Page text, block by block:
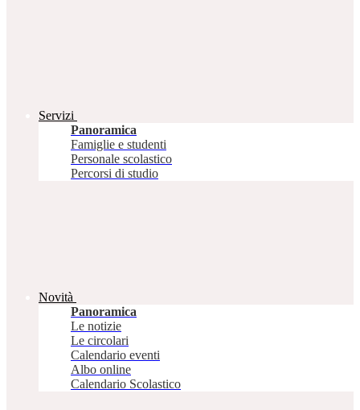
Servizi
Panoramica
Famiglie e studenti
Personale scolastico
Percorsi di studio
Novità
Panoramica
Le notizie
Le circolari
Calendario eventi
Albo online
Calendario Scolastico